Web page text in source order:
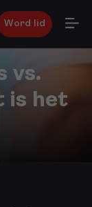
Word lid
vs.
is het